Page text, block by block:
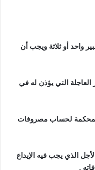
واحد أو ثلاثة ويجب أن
العاجلة التي يؤذن له في
المحكمة لحساب مصروفات
الذي يجب فيه الإيداع
.